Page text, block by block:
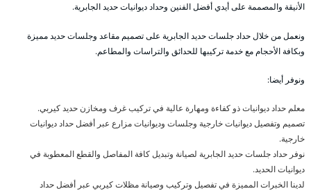
الأنيقة والمصممة على أيدي أفضل الفنين وحداد ديوانيات حديد الجابرية.
ونعمل من خلال حداد جلسات حديد الجابرية على تصميم مقاعد وجلسات حديد مميزة
وبكافة الأحجام مع خدمة تركيبها للحدائق والتراسات والمطاعم.
ونوفر أيضا:
معلم حداد ديوانيات ذو كفاءة ومهارة عالية في تركيب غرف ومخازن حديد كيربي.
تصميم وتفصيل ديوانيات خارجية وجلسات وديوانيات مزارع عبر أفضل حداد ديوانيات
خارجية.
نوفر حداد جلسات حديد الجابرية لصيانة وتبديل كافة المفاصل والقطع المعطوبة في
ديوانيات الحديد.
لدينا الخبرات المميزة في تفصيل وتركيب وصيانة مظلات كيربي عبر أفضل حداد